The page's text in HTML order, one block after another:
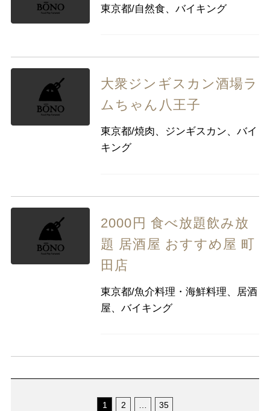
東京都/自然食、バイキング
大衆ジンギスカン酒場ラ
ムちゃん八王子
東京都/焼肉、ジンギスカン、バイ
キング
2000円 食べ放題飲み放
題 居酒屋 おすすめ屋 町
田店
東京都/魚介料理・海鮮料理、居酒
屋、バイキング
1 2 35